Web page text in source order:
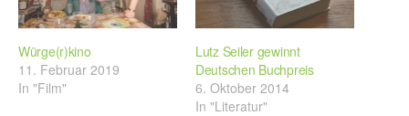
Würge(r)kino
11. Februar 2019
In "Film"
Lutz Seiler gewinnt
Deutschen Buchpreis
6. Oktober 2014
In "Literatur"